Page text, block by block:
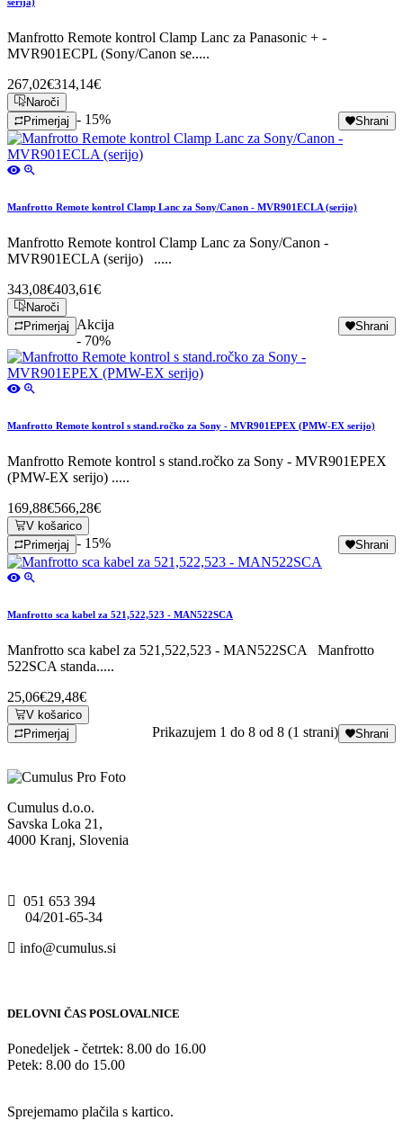
Manfrotto Remote kontrol Clamp Lanc za Panasonic + -
MVR901ECPL (Sony/Canon se.....
267,02€314,14€
Naroči
Primerjaj
Shrani
- 15%
Manfrotto Remote kontrol Clamp Lanc za Sony/Canon - MVR901ECLA (serijo)
Manfrotto Remote kontrol Clamp Lanc za Sony/Canon -
MVR901ECLA (serijo) .....
343,08€403,61€
Naroči
Primerjaj
Shrani
Akcija
- 70%
Manfrotto Remote kontrol s stand.ročko za Sony - MVR901EPEX (PMW-EX serijo)
Manfrotto Remote kontrol s stand.ročko za Sony - MVR901EPEX
(PMW-EX serijo) .....
169,88€566,28€
V košarico
Primerjaj
Shrani
- 15%
Manfrotto sca kabel za 521,522,523 - MAN522SCA
Manfrotto sca kabel za 521,522,523 - MAN522SCA Manfrotto
522SCA standa.....
25,06€29,48€
V košarico
Primerjaj
Shrani
Prikazujem 1 do 8 od 8 (1 strani)
Cumulus d.o.o.
Savska Loka 21,
4000 Kranj, Slovenia
051 653 394
04/201-65-34
info@cumulus.si
DELOVNI ČAS POSLOVALNICE
Ponedeljek - četrtek: 8.00 do 16.00
Petek: 8.00 do 15.00
Sprejemamo plačila s kartico.